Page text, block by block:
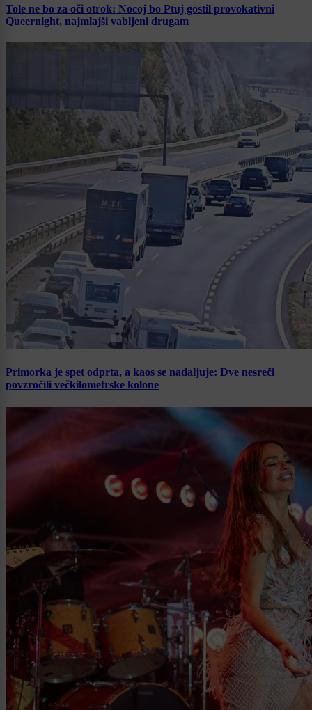
Tole ne bo za oči otrok: Nocoj bo Ptuj gostil provokativni
Queernight, najmlajši vabljeni drugam
Primorka je spet odprta, a kaos se nadaljuje: Dve nesreči
povzročili večkilometrske kolone